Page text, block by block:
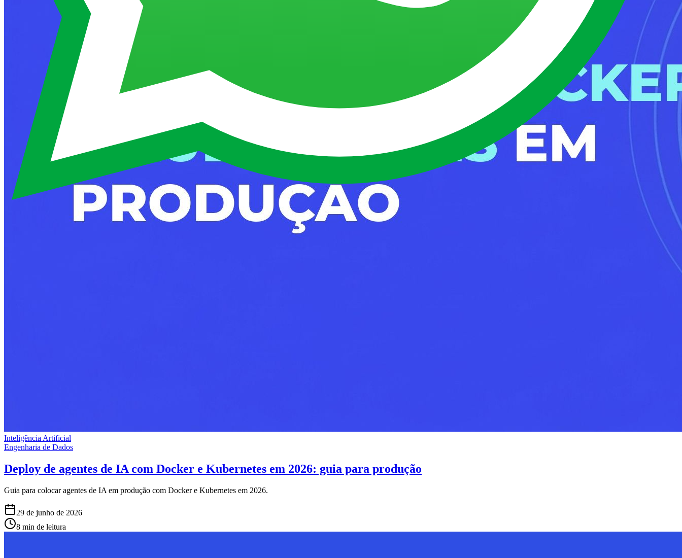
Inteligência Artificial
Engenharia de Dados
Deploy de agentes de IA com Docker e Kubernetes em 2026: guia para produção
Guia para colocar agentes de IA em produção com Docker e Kubernetes em 2026.
29 de junho de 2026
8 min de leitura